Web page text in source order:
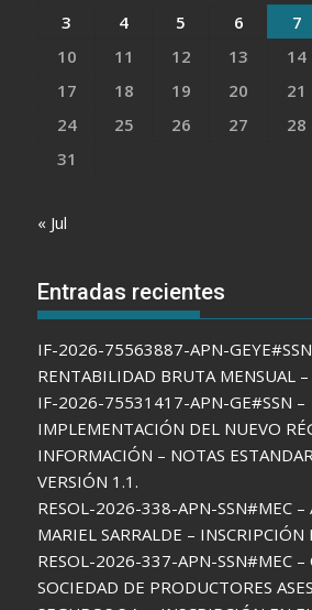
3
4 5 6 7
10
11 12 13 14
17
18 19 20 21
24
25 26 27 28
31
« Jul
Entradas recientes
IF-2026-75563887-APN-
RENTABILIDAD BRUTA MENSUAL
IF-2026-75531417-APN-GE#SSN –
IMPLEMENTACIÓN DEL NUEVO
INFORMACIÓN – NOTAS
VERSIÓN 1.1.
RESOL-2026-338-APN-SSN#MEC –
MARIEL SARRALDE – INSCRIPCIÓN
RESOL-2026-337-APN-SSN#MEC –
SOCIEDAD DE PRODUCTORES